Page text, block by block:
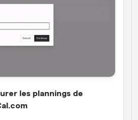
les plannings de